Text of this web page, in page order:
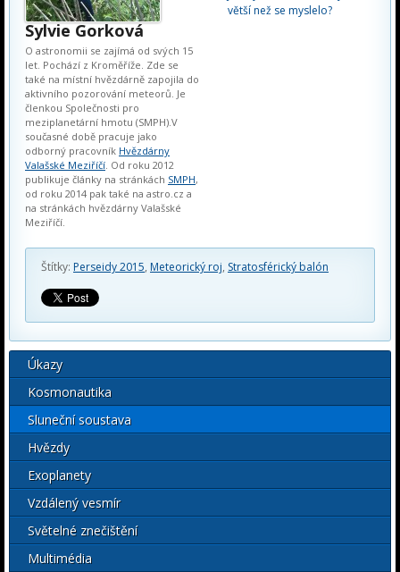
Sylvie Gorková
O astronomii se zajímá od svých 15
let. Pochází z Kroměříže. Zde se
také na místní hvězdárně zapojila do
aktivního pozorování meteorů. Je
členkou Společnosti pro
meziplanetární hmotu (SMPH).V
současné době pracuje jako
odborný pracovník Hvězdárny
Valašské Meziříčí . Od roku 2012
publikuje články na stránkách SMPH,
od roku 2014 pak také na astro.cz a
na stránkách hvězdárny Valašské
Meziříčí.
větší než se myslelo?
Štítky: Perseidy 2015, Meteorický roj, Stratosférický balón
Úkazy
Kosmonautika
Sluneční soustava
Hvězdy
Exoplanety
Vzdálený vesmír
Světelné znečištění
Multimédia